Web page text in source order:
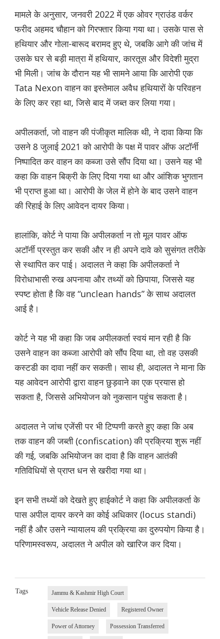
मामले के अनुसार, जनवरी 2022 में एक ओवर ग्राउंड वर्कर
फरीद अहमद चौहान को गिरफ्तार किया गया था। उसके पास से
हथियार और गोला-बारूद बरामद हुए थे, जबकि आगे की जांच में
उसके घर से बड़ी मात्रा में हथियार, कारतूस और विदेशी मुद्रा
भी मिली। जांच के दौरान यह भी सामने आया कि आरोपी एक
Tata Nexon वाहन का इस्तेमाल अवैध हथियारों के परिवहन
के लिए कर रहा था, जिसे बाद में जब्त कर लिया गया।
अपीलकर्ता, जो वाहन की पंजीकृत मालिक थी, ने दावा किया कि
उसने 8 जुलाई 2021 को आरोपी के पक्ष में पावर ऑफ अटॉर्नी
निष्पादित कर वाहन का कब्जा उसे सौंप दिया था। उसने यह भी
कहा कि वाहन बिक्री के लिए दिया गया था और आंशिक भुगतान
भी प्राप्त हुआ था। आरोपी के जेल में होने के बाद उसने वाहन
की रिहाई के लिए आवेदन दायर किया।
हालांकि, कोर्ट ने पाया कि अपीलकर्ता न तो मूल पावर ऑफ
अटॉर्नी प्रस्तुत कर सकी और न ही अपने दावे को सुसंगत तरीके
से स्थापित कर पाई। अदालत ने कहा कि अपीलकर्ता ने
विरोधाभासी रुख अपनाया और तथ्यों को छिपाया, जिससे यह
स्पष्ट होता है कि वह “unclean hands” के साथ अदालत
आई है।
कोर्ट ने यह भी कहा कि जब अपीलकर्ता स्वयं मान रही है कि
उसने वाहन का कब्जा आरोपी को सौंप दिया था, तो वह उसकी
कस्टडी का दावा नहीं कर सकती। साथ ही, अदालत ने माना कि
यह आवेदन आरोपी द्वारा वाहन छुड़वाने का एक प्रयास हो
सकता है, जिससे अभियोजन को नुकसान पहुंच सकता है।
अदालत ने जांच एजेंसी पर भी टिप्पणी करते हुए कहा कि अब
तक वाहन की जब्ती (confiscation) की प्रक्रिया शुरू नहीं
की गई, जबकि अभियोजन का दावा है कि वाहन आतंकी
गतिविधियों से प्राप्त धन से खरीदा गया था।
इन सभी तथ्यों को देखते हुए हाईकोर्ट ने कहा कि अपीलकर्ता के
पास अपील दायर करने का कोई अधिकार (locus standi)
नहीं है और उसने न्यायालय की प्रक्रिया का दुरुपयोग किया है।
परिणामस्वरूप, अदालत ने अपील को खारिज कर दिया।
Tags Jammu & Kashmir High Court
Vehicle Release Denied Registered Owner
Power of Attorney Possession Transferred